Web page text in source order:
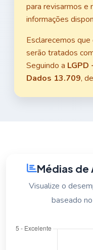
para revisarmos e
informações
Esclarecemos
serão tratados
Seguindo a
Dados 13.709,
Médias de
Visualize o
baseado